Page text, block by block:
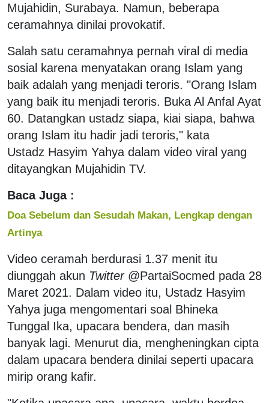
Mujahidin, Surabaya. Namun, beberapa
ceramahnya dinilai provokatif.
Salah satu ceramahnya pernah viral di media
sosial karena menyatakan orang Islam yang
baik adalah yang menjadi teroris. "Orang Islam
yang baik itu menjadi teroris. Buka Al Anfal Ayat
60. Datangkan ustadz siapa, kiai siapa, bahwa
orang Islam itu hadir jadi teroris," kata
Ustadz Hasyim Yahya dalam video viral yang
ditayangkan Mujahidin TV.
Baca Juga :
Doa Sebelum dan Sesudah Makan, Lengkap dengan
Artinya
Video ceramah berdurasi 1.37 menit itu
diunggah akun Twitter@PartaiSocmed pada 28
Maret 2021. Dalam video itu, Ustadz Hasyim
Yahya juga mengomentari soal Bhineka
Tunggal Ika, upacara bendera, dan masih
banyak lagi. Menurut dia, mengheningkan cipta
dalam upacara bendera dinilai seperti upacara
mirip orang kafir.